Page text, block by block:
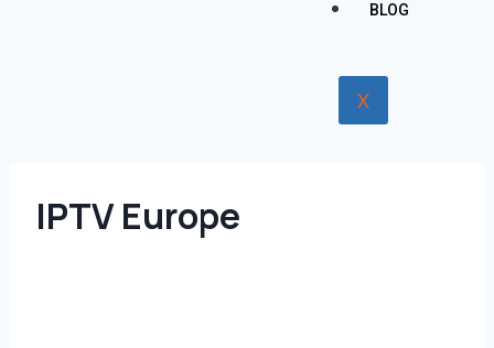
BLOG
X
IPTV Europe